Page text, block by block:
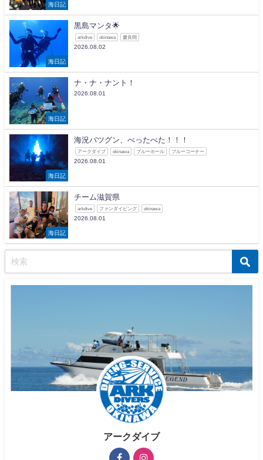
海日記
海日記
黒島マンタ🌟
arkdive okinawa 慶良間
2026.08.02
海日記
ナ・ナ・ナント！
2026.08.01
海日記
海況バツグン、べったべた！！！
アークダイブ okinawa ブルーホール ブルーコーナー
2026.08.01
海日記
チーム滋賀県
arkdive ファンダイビング okinawa
2026.08.01
アークダイブ